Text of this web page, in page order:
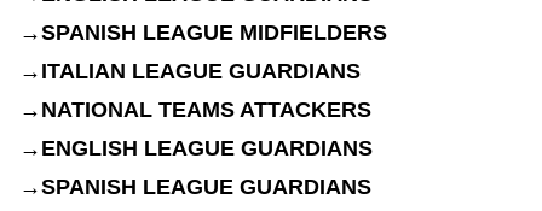
→SPANISH LEAGUE MIDFIELDERS
→ITALIAN LEAGUE GUARDIANS
→NATIONAL TEAMS ATTACKERS
→ENGLISH LEAGUE GUARDIANS
→SPANISH LEAGUE GUARDIANS